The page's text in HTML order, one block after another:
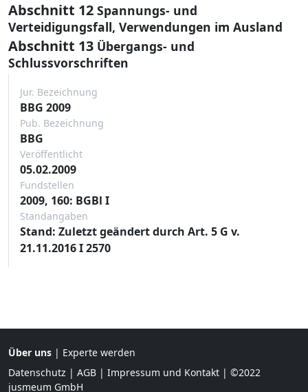
Abschnitt 12 Spannungs- und
Verteidigungsfall, Verwendungen im Ausland
Abschnitt 13 Übergangs- und
Schlussvorschriften
Jur. Bezeichnung
BBG 2009
Pub. Bezeichnung
BBG
Veröffentlicht
05.02.2009
Fundstellen
2009, 160: BGBl I
Standangaben
Stand: Zuletzt geändert durch Art. 5 G v.
21.11.2016 I 2570
Über uns | Experte werden
Datenschutz | AGB | Impressum und Kontakt | ©2022
jusmeum GmbH